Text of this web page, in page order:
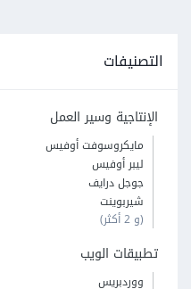
التصنيفات
الإنتاجية وسير العمل
مايكروسوفت أوفيس
ليبر أوفيس
جوجل درايف
شيربوينت
(و 2 أكثر)
تطبيقات الويب
ووردبريس